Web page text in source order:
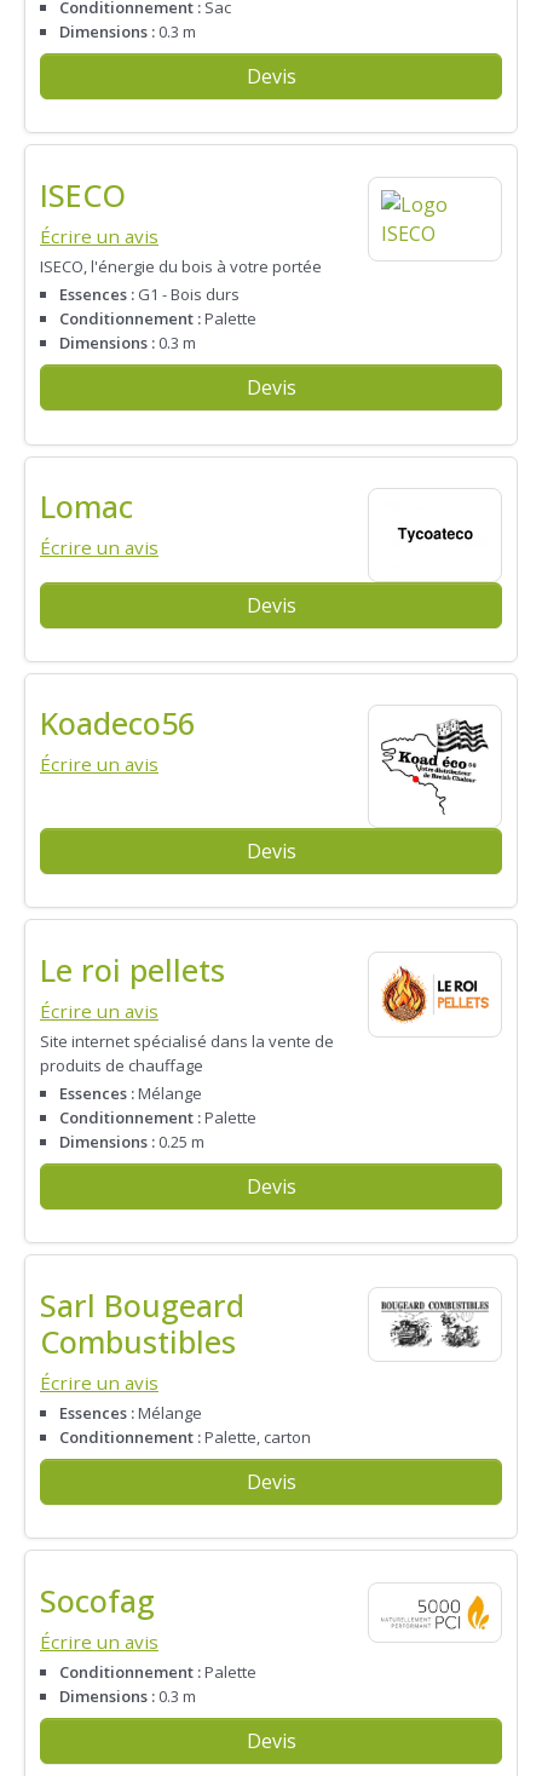
Conditionnement : Sac
Dimensions : 0.3 m
Devis
ISECO
Écrire un avis
ISECO, l'énergie du bois à votre portée
Essences : G1 - Bois durs
Conditionnement :Palette
Dimensions : 0.3 m
Devis
Lomac
Écrire un avis
Devis
Koadeco56
Écrire un avis
Devis
Le roi pellets
Écrire un avis
Site internet spécialisé dans la vente de
produits de chauffage
Essences :Mélange
Conditionnement :Palette
Dimensions : 0.25 m
Devis
Sarl Bougeard
Combustibles
Écrire un avis
Essences :Mélange
Conditionnement :Palette, carton
Devis
Socofag
Écrire un avis
Conditionnement :Palette
Dimensions : 0.3 m
Devis